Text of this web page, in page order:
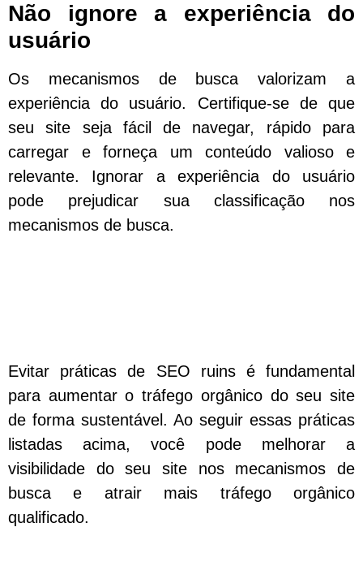
Não ignore a experiência do
usuário
Os mecanismos de busca valorizam a
experiência do usuário. Certifique-se de que
seu site seja fácil de navegar, rápido para
carregar e forneça um conteúdo valioso e
relevante. Ignorar a experiência do usuário
pode prejudicar sua classificação nos
mecanismos de busca.
Evitar práticas de SEO ruins é fundamental
para aumentar o tráfego orgânico do seu site
de forma sustentável. Ao seguir essas práticas
listadas acima, você pode melhorar a
visibilidade do seu site nos mecanismos de
busca e atrair mais tráfego orgânico
qualificado.